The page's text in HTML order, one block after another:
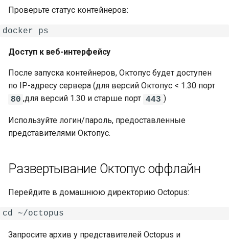
Проверьте статус контейнеров:
Доступ к веб-интерфейсу
После запуска контейнеров, Октопус будет доступен
по IP-адресу сервера (для версий Октопус < 1.30 порт
80 ,для версий 1.30 и старше порт 443 )
Используйте логин/пароль, предоставленные
представителями Октопус.
Развертывание Октопус оффлайн
Перейдите в домашнюю директорию Octopus:
Запросите архив у представителей Octopus и